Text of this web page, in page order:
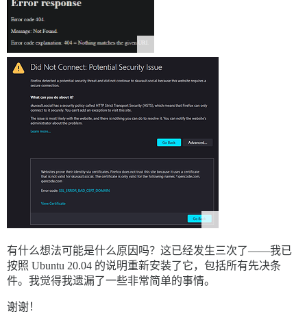
有什么想法可能是什么原因吗？这已经发生三次了——我已
按照 Ubuntu 20.04 的说明重新安装了它，包括所有先决条
件。我觉得我遗漏了一些非常简单的事情。
谢谢！